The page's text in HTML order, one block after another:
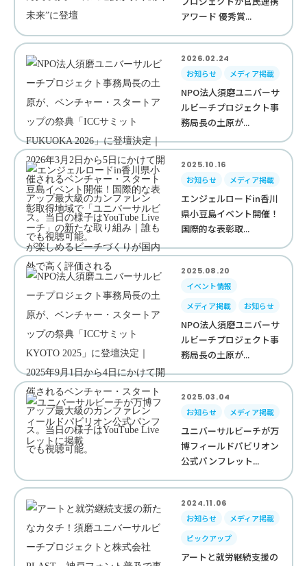
アワード 優秀賞...
2026.02.24
お知らせ
メディア掲載
NPO法人須磨ユニバーサ
ルビーチプロジェクト事
務局長の土原が...
2025.10.16
お知らせ
メディア掲載
エンジェルロードin香川
県小豆島イベント開催！
国際的な表彰取...
2025.08.20
イベント情報
メディア掲載
お知らせ
NPO法人須磨ユニバーサ
ルビーチプロジェクト事
務局長の土原が...
2025.03.04
お知らせ
メディア掲載
ユニバーサルビーチが万
博フィールドパビリオン
公式パンフレット...
2024.11.06
お知らせ
メディア掲載
ピックアップ
アートと就労継続支援の